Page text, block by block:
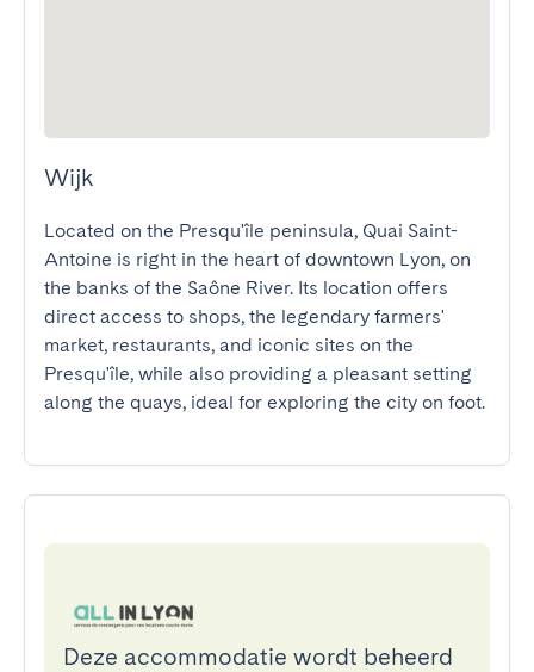
Wijk
Located on the Presqu'île peninsula, Quai Saint-
Antoine is right in the heart of downtown Lyon, on
the banks of the Saône River. Its location offers
direct access to shops, the legendary farmers'
market, restaurants, and iconic sites on the
Presqu'île, while also providing a pleasant setting
along the quays, ideal for exploring the city on foot.
Deze accommodatie wordt beheerd